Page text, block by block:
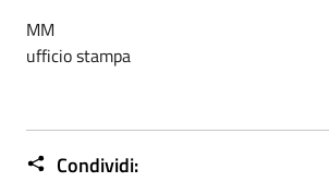
MM
ufficio stampa
Condividi: